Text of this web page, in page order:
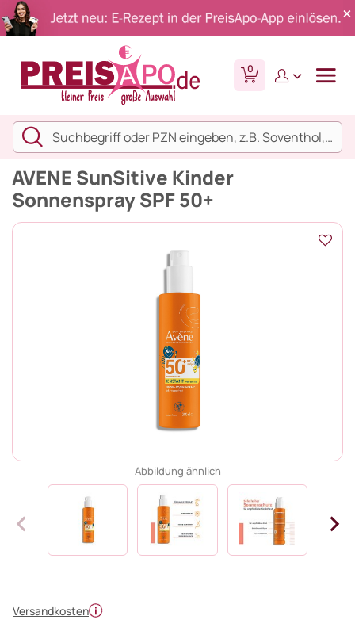
0
AVENE SunSitive Kinder
Sonnenspray SPF 50+
Abbildung ähnlich
Versandkosten